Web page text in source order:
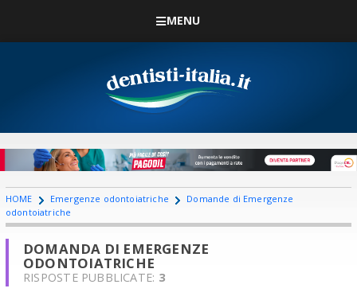
MENU
HOME Emergenze odontoiatriche
Domande di Emergenze
odontoiatriche
DOMANDA DI EMERGENZE
ODONTOIATRICHE
RISPOSTE PUBBLICATE: 3